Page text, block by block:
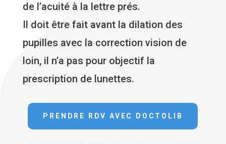
de l’acuité à la lettre prés.
Il doit être fait avant la dilation des
pupilles avec la correction vision de
loin, il n’a pas pour objectif la
prescription de lunettes.
PRENDRE RDV AVEC DOCTOLIB